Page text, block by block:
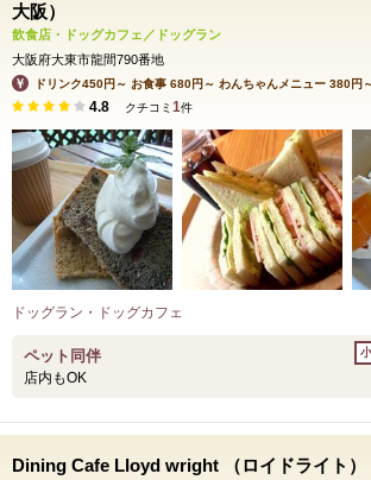
大阪）
飲食店・ドッグカフェ／ドッグラン
大阪府大東市龍間790番地
ドリンク450円～ お食事 680円～ わんちゃんメニュー 380円
4.8 クチコミ 1件
ドッグラン・ドッグカフェ
ペット同伴
店内もOK
Dining Cafe Lloyd wright （ロイドライト）